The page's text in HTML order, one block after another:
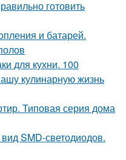
готовить
и батарей.
для кухни. 100
кулинарную жизнь
Типовая серия дома
SMD-светодиодов.